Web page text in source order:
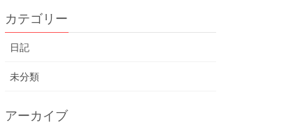
カテゴリー
日記
未分類
アーカイブ